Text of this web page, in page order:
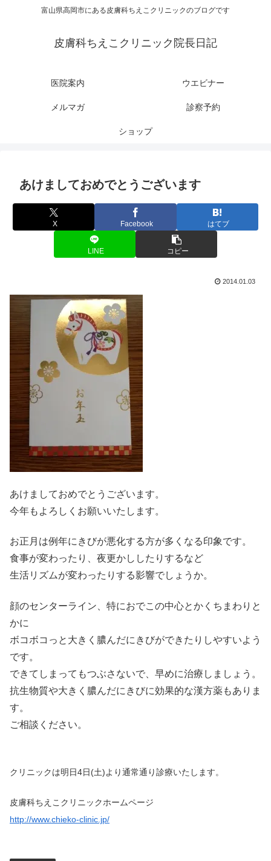
富山県高岡市にある皮膚科ちえこクリニックのブログです
皮膚科ちえこクリニック院長日記
医院案内 ウエビナー
メルマガ 診察予約
ショップ
あけましておめでとうございます
X Facebook はてブ
LINE コピー
2014.01.03
あけましておめでとうございます。
今年もよろしくお願いいたします。
お正月は例年にきびが悪化する方が多くなる印象です。
食事が変わったり、夜更かししたりするなど
生活リズムが変わったりする影響でしょうか。
顔のセンターライン、特におでこの中心とかくちまわりと
かに
ボコボコっと大きく膿んだにきびができたりしやすいよう
です。
できてしまってもつぶさないで、早めに治療しましょう。
抗生物質や大きく膿んだにきびに効果的な漢方薬もありま
す。
ご相談ください。
クリニックは明日4日(土)より通常通り診療いたします。
皮膚科ちえこクリニックホームページ
http://www.chieko-clinic.jp/